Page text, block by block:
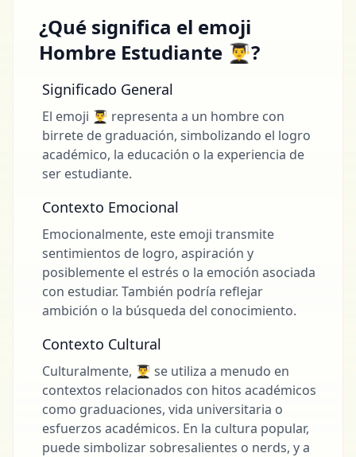
¿Qué significa el emoji
Hombre Estudiante 👨‍🎓?
Significado General
El emoji 👨‍🎓 representa a un hombre con
birrete de graduación, simbolizando el logro
académico, la educación o la experiencia de
ser estudiante.
Contexto Emocional
Emocionalmente, este emoji transmite
sentimientos de logro, aspiración y
posiblemente el estrés o la emoción asociada
con estudiar. También podría reflejar
ambición o la búsqueda del conocimiento.
Contexto Cultural
Culturalmente, 👨‍🎓 se utiliza a menudo en
contextos relacionados con hitos académicos
como graduaciones, vida universitaria o
esfuerzos académicos. En la cultura popular,
puede simbolizar sobresalientes o nerds, y a